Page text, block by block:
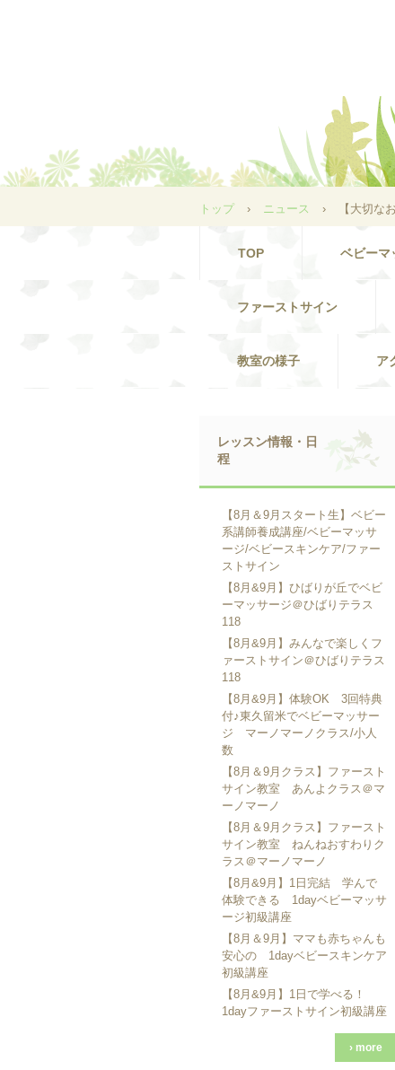
トップ › ニュース › 【大切な
TOP ベビーマ
ファーストサイン
教室の様子 ア
レッスン情報・日
程
【8月＆9月スタート生】ベビー
系講師養成講座/ベビーマッサ
ージ/ベビースキンケア/ファー
ストサイン
【8月&9月】ひばりが丘でベビ
ーマッサージ＠ひばりテラス
118
【8月&9月】みんなで楽しくフ
ァーストサイン＠ひばりテラス
118
【8月&9月】体験OK 3回特典
付♪東久留米でベビーマッサー
ジ マーノマーノクラス/小人
数
【8月＆9月クラス】ファースト
サイン教室 あんよクラス＠マ
ーノマーノ
【8月＆9月クラス】ファースト
サイン教室 ねんねおすわりク
ラス＠マーノマーノ
【8月&9月】1日完結 学んで
体験できる 1dayベビーマッサ
ージ初級講座
【8月＆9月】ママも赤ちゃんも
安心の 1dayベビースキンケア
初級講座
【8月&9月】1日で学べる！
1dayファーストサイン初級講座
› more